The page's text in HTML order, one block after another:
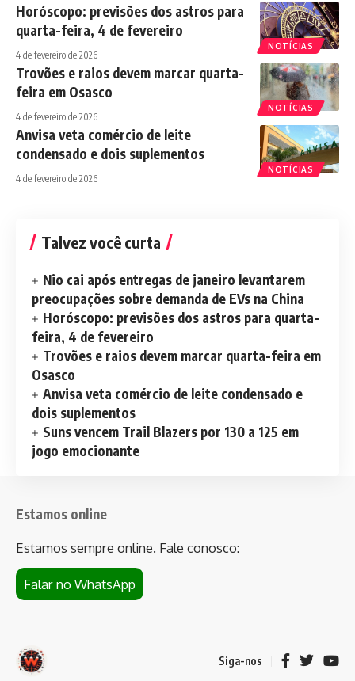
NOTÍCIAS
Horóscopo: previsões dos astros para
quarta-feira, 4 de fevereiro
4 de fevereiro de 2026
NOTÍCIAS
Trovões e raios devem marcar quarta-
feira em Osasco
4 de fevereiro de 2026
NOTÍCIAS
Anvisa veta comércio de leite
condensado e dois suplementos
4 de fevereiro de 2026
Talvez você curta
Nio cai após entregas de janeiro levantarem
preocupações sobre demanda de EVs na China
Horóscopo: previsões dos astros para quarta-
feira, 4 de fevereiro
Trovões e raios devem marcar quarta-feira em
Osasco
Anvisa veta comércio de leite condensado e
dois suplementos
Suns vencem Trail Blazers por 130 a 125 em
jogo emocionante
Estamos online
Estamos sempre online. Fale conosco:
Falar no WhatsApp
Siga-nos